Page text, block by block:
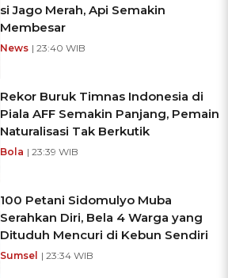
si Jago Merah, Api Semakin
Membesar
News | 23:40 WIB
Rekor Buruk Timnas Indonesia di
Piala AFF Semakin Panjang, Pemain
Naturalisasi Tak Berkutik
Bola | 23:39 WIB
100 Petani Sidomulyo Muba
Serahkan Diri, Bela 4 Warga yang
Dituduh Mencuri di Kebun Sendiri
Sumsel | 23:34 WIB